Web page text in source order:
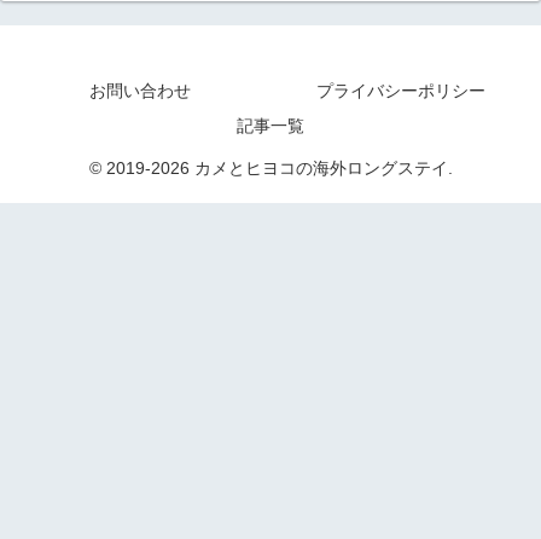
お問い合わせ
プライバシーポリシー
記事一覧
© 2019-2026 カメとヒヨコの海外ロングステイ.